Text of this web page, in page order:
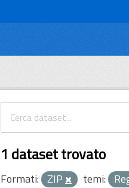
1 dataset trovato
Formati: ZIP temi: